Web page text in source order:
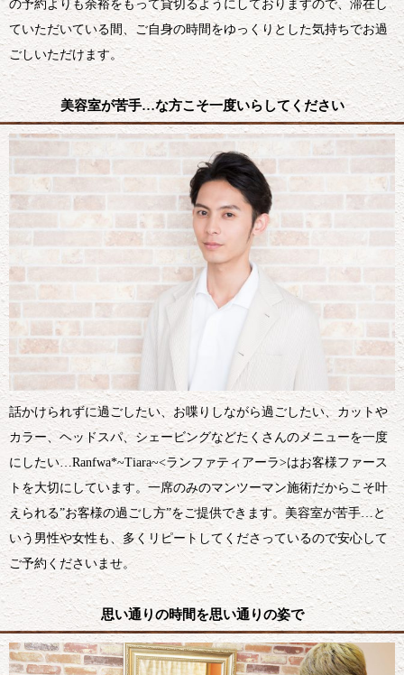
の予約よりも余裕をもって貸切るようにしておりますので、滞在し
ていただいている間、ご自身の時間をゆっくりとした気持ちでお過
ごしいただけます。
美容室が苦手…な方こそ一度いらしてください
話かけられずに過ごしたい、お喋りしながら過ごしたい、カットや
カラー、ヘッドスパ、シェービングなどたくさんのメニューを一度
にしたい…Ranfwa*~Tiara~<ランファティアーラ>はお客様ファース
トを大切にしています。一席のみのマンツーマン施術だからこそ叶
えられる”お客様の過ごし方”をご提供できます。美容室が苦手…と
いう男性や女性も、多くリピートしてくださっているので安心して
ご予約くださいませ。
思い通りの時間を思い通りの姿で